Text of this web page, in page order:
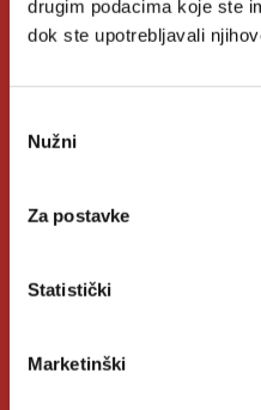
drugim podacima koje ste
dok ste upotrebljavali
pristanka
Nužni
Za postavke
Statistički
Marketinški